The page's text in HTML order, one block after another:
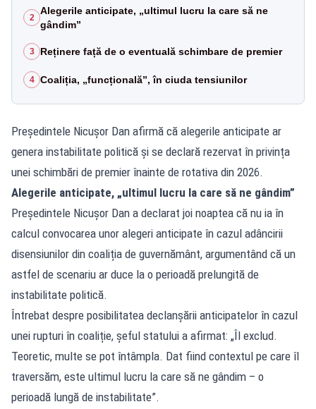
2
Alegerile anticipate, „ultimul lucru la care să ne
gândim”
3 Reținere față de o eventuală schimbare de premier
4 Coaliția, „funcțională”, în ciuda tensiunilor
Președintele Nicușor Dan afirmă că alegerile anticipate ar
genera instabilitate politică și se declară rezervat în privința
unei schimbări de premier înainte de rotativa din 2026.
Alegerile anticipate, „ultimul lucru la care să ne gândim”
Președintele Nicușor Dan a declarat joi noaptea că nu ia în
calcul convocarea unor alegeri anticipate în cazul adâncirii
disensiunilor din coaliția de guvernământ, argumentând că un
astfel de scenariu ar duce la o perioadă prelungită de
instabilitate politică.
Întrebat despre posibilitatea declanșării anticipatelor în cazul
unei rupturi în coaliție, șeful statului a afirmat: „Îl exclud.
Teoretic, multe se pot întâmpla. Dat fiind contextul pe care îl
traversăm, este ultimul lucru la care să ne gândim – o
perioadă lungă de instabilitate”.